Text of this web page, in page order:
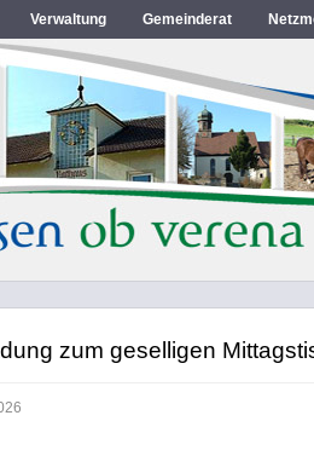
Verwaltung Gemeinderat
zum geselligen